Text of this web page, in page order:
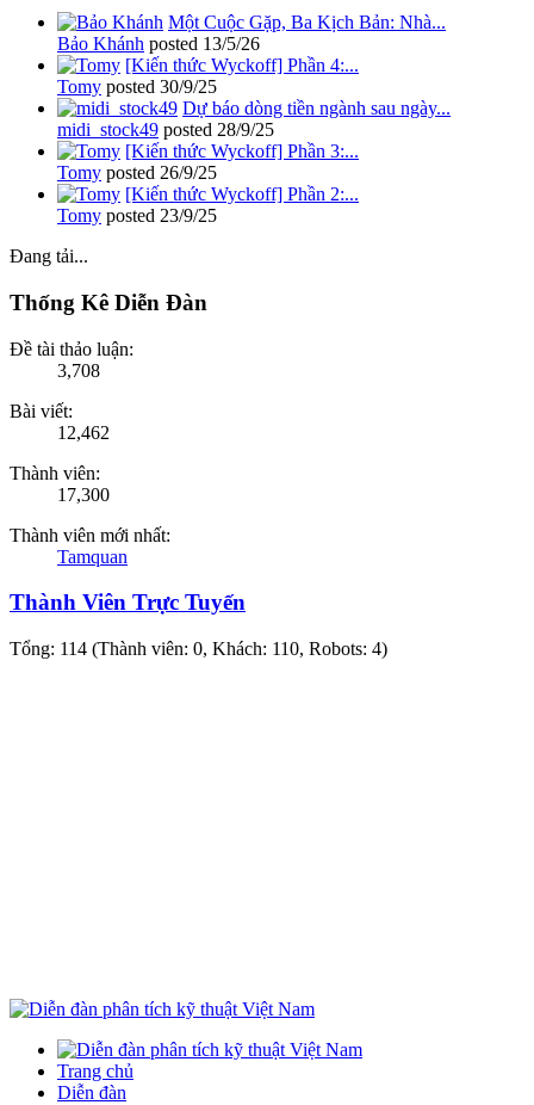
Một Cuộc Gặp, Ba Kịch Bản: Nhà...
Bảo Khánh posted 13/5/26
[Kiến thức Wyckoff] Phần 4:...
Tomy posted 30/9/25
Dự báo dòng tiền ngành sau ngày...
midi_stock49 posted 28/9/25
[Kiến thức Wyckoff] Phần 3:...
Tomy posted 26/9/25
[Kiến thức Wyckoff] Phần 2:...
Tomy posted 23/9/25
Đang tải...
Thống Kê Diễn Đàn
Đề tài thảo luận:
3,708
Bài viết:
12,462
Thành viên:
17,300
Thành viên mới nhất:
Tamquan
Thành Viên Trực Tuyến
Tổng: 114 (Thành viên: 0, Khách: 110, Robots: 4)
Trang chủ
Diễn đàn